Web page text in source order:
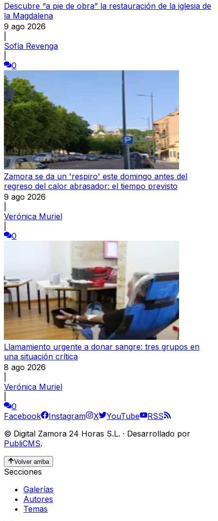
Descubre “a pie de obra” la restauración de la iglesia de
la Magdalena
9 ago 2026
Sofía Revenga
0
Zamora se da un 'respiro' este domingo antes del
regreso del calor abrasador: el tiempo previsto
9 ago 2026
Verónica Muriel
0
Llamamiento urgente a donar sangre: tres grupos en
una situación crítica
8 ago 2026
Verónica Muriel
0
Facebook
Instagram X YouTube
RSS
© Digital Zamora 24 Horas S.L. · Desarrollado por
PubliCMS.
Volver arriba
Secciones
Galerías
Autores
Temas